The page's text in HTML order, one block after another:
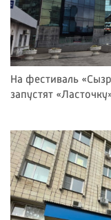
На фестиваль
запустят